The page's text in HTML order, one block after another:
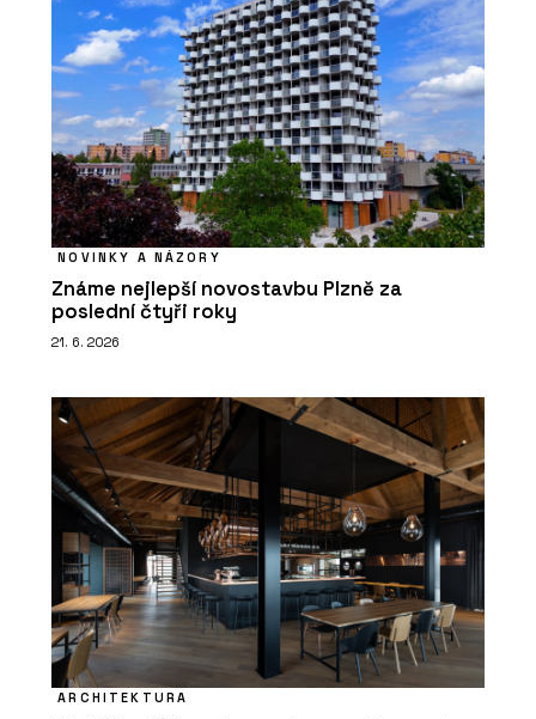
NOVINKY A NÁZORY
Známe nejlepší novostavbu Plzně za
poslední čtyři roky
21. 6. 2026
ARCHITEKTURA